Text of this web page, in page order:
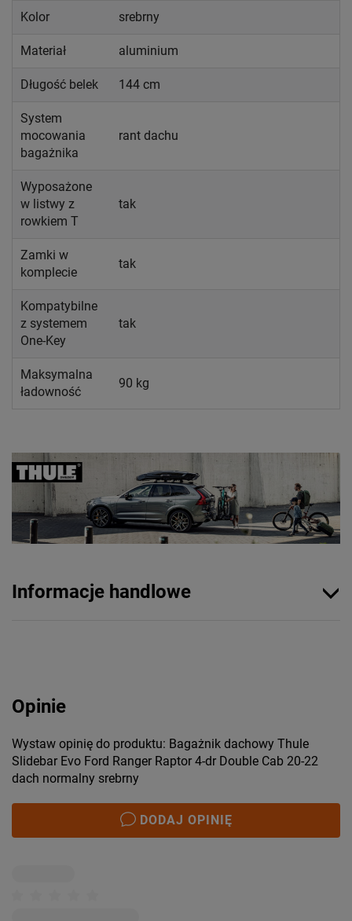
Kolor srebrny
Materiał aluminium
Długość belek 144 cm
System
mocowania
bagażnika
rant dachu
Wyposażone
w listwy z
rowkiem T
tak
Zamki w
komplecie
tak
Kompatybilne
z systemem
One-Key
tak
Maksymalna
ładowność
90 kg
Informacje handlowe
Opinie
Wystaw opinię do produktu: Bagażnik dachowy Thule
Slidebar Evo Ford Ranger Raptor 4-dr Double Cab 20-22
dach normalny srebrny
DODAJ OPINIĘ